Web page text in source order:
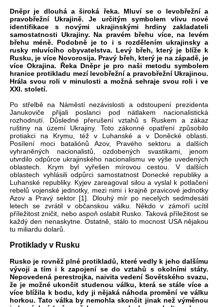
Dněpr je dlouhá a široká řeka. Mluví se o levobřežní a
pravobřežní Ukrajině. Je určitým symbolem vlivu nové
identifikace s novými ukrajinskými hrdiny zakladateli
samostatnosti Ukrajiny. Na pravém břehu více, na levém
břehu méně. Podobně je to i s rozdělením ukrajinsky a
rusky mluvícího obyvatelstva. Levý břeh, který je blíže k
Rusku, je více Novorosija. Pravý břeh, který je na západě, je
více Okrajina. Řeka Dněpr je pro naši metodu symbolem
hranice protikladu mezí levobřežní a pravobřežní Ukrajinou.
Hrála svou roli v minulosti a možná sehraje svou roli i ve
XXI. století.
Po střelbě na Náměstí nezávislosti a odstoupení prezidenta
Janukoviče přijali poslanci pod nátlakem nacionalistická
rozhodnutí. Důsledné přerušení vztahů s Ruskem a zákaz
ruštiny na území Ukrajiny. Toto zákonné opatření způsobilo
protiakci na Krymu, též v Luhanské a v Doněcké oblasti.
Posílení moci bataliónů Azov, Pravého sektoru a dalších
vyhraněných nacionalistů, ozdobených svastikami, jenom
utvrdilo odpůrce ukrajinského nacionalismu ve výše uvedených
oblastech. Krym byl vyřešen mírovou cestou. V dalších
oblastech vyhlásili odpůrci samostatnost Donecké republiky a
Luhanské republiky. Kyjev zareagoval silou a vyslal k potlačení
rebelů vojenské jednotky, mezi nimi i krajně pravicové jednotky
Azov a Pravý sektor [1]. Dlouhý mír po necelých sedmdesáti
letech se zvrátil v občanskou válku. Někdo v zámoří ucítil
příležitost zničit, nebo aspoň oslabit Rusko. Taková příležitost se
každý den nenaskytne. Ostatně, stálo to mocnost USA nějakou
tu miliardu dolarů.
Protiklady v Rusku
Rusko je rovněž plné protikladů, které vedly k jeho dalšímu
vývoji a tím i k zapojení se do vztahů s okolními státy.
Nepovedená perestrojka, naivita vedení Sovětského svazu,
že je možné ukončit studenou válku, která se stále více a
více blížila k bodu, kdy ji nějaká náhoda promění ve válku
horkou. Tato válka by nemohla skončit jinak než výměnou